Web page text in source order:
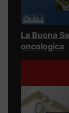
La Buona
oncologica